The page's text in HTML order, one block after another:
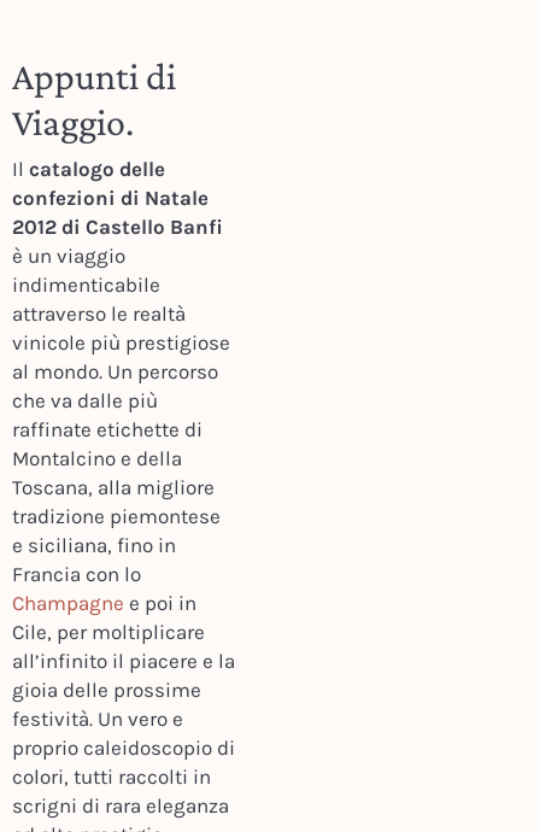
Appunti di
Viaggio.
Il catalogo delle
confezioni di Natale
2012 di Castello Banfi
è un viaggio
indimenticabile
attraverso le realtà
vinicole più prestigiose
al mondo. Un percorso
che va dalle più
raffinate etichette di
Montalcino e della
Toscana, alla migliore
tradizione piemontese
e siciliana, fino in
Francia con lo
Champagne e poi in
Cile, per moltiplicare
all’infinito il piacere e la
gioia delle prossime
festività. Un vero e
proprio caleidoscopio di
colori, tutti raccolti in
scrigni di rara eleganza